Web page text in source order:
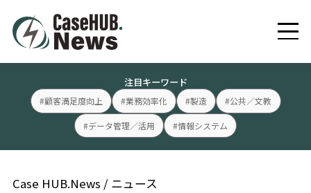
注目キーワード
#顧客満足度向上 #業務効率化 #製造 #公共／文教
#データ管理／活用 #情報システム
Case HUB.News / ニュース